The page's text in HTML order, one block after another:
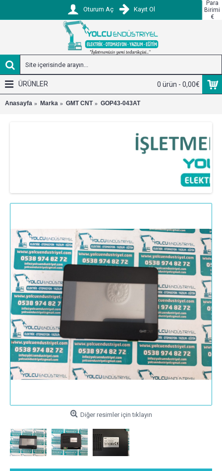
Para
Birimi
€
Oturum Aç Kayıt Ol
0 ürün - 0,00€
ÜRÜNLER
Anasayfa Marka GMT CNT GOP43-043AT
Diğer resimler için tıklayın